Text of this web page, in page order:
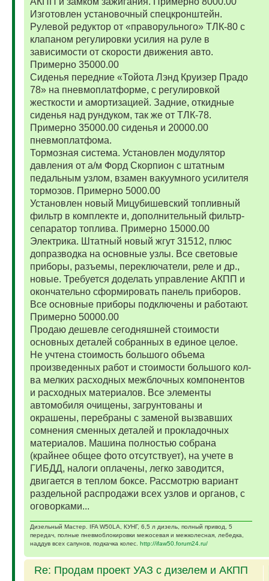
Изготовлен установочный спецкронштейн.
Рулевой редуктор от «праворульного» ТЛК-80 с
клапаном регулировки усилия на руле в
зависимости от скорости движения авто.
Примерно 35000.00
Сиденья передние «Тойота Лэнд Круизер Прадо
78» на пневмоплатформе, с регулировкой
жесткости и амортизацией. Задние, откидные
сиденья над рундуком, так же от ТЛК-78.
Примерно 35000.00 сиденья и 20000.00
пневмоплатфома.
Тормозная система. Установлен модулятор
давления от а/м Форд Скорпион с штатным
педальным узлом, взамен вакуумного усилителя
тормозов. Примерно 5000.00
Установлен новый Мицубишевский топливный
фильтр в комплекте и, дополнительный фильтр-
сепаратор топлива. Примерно 15000.00
Электрика. Штатный новый жгут 31512, плюс
допразводка на основные узлы. Все световые
приборы, разъемы, переключатели, реле и др.,
новые. Требуется доделать управление АКПП и
окончательно сформировать панель приборов.
Все основные приборы подключены и работают.
Примерно 50000.00
Продаю дешевле сегодняшней стоимости
основных деталей собранных в единое целое.
Не учтена стоимость большого объема
произведенных работ и стоимости большого кол-
ва мелких расходных межблочных компонентов
и расходных материалов. Все элементы
автомобиля очищены, загрунтованы и
окрашены, перебраны с заменой вызвавших
сомнения сменных деталей и прокладочных
материалов. Машина полностью собрана
(крайнее общее фото отсутствует), на учете в
ГИБДД, налоги оплачены, легко заводится,
двигается в теплом боксе. Рассмотрю вариант
раздельной распродажи всех узлов и органов, с
оговорками...
Дизельный Мастер. IFA W50LA, КУНГ, 6,5 л дизель, полный привод, 5
передач, полные пневмоблокировки межосевая и межколесная, лебедка,
наддув всех сапунов, подкачка колес. http://ifaw50.forum24.ru/
Re: Продам проект УАЗ с дизелем и АКПП